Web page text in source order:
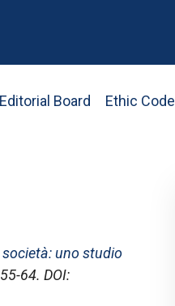
Editorial Board Ethic Code
uno studio
64. DOI: